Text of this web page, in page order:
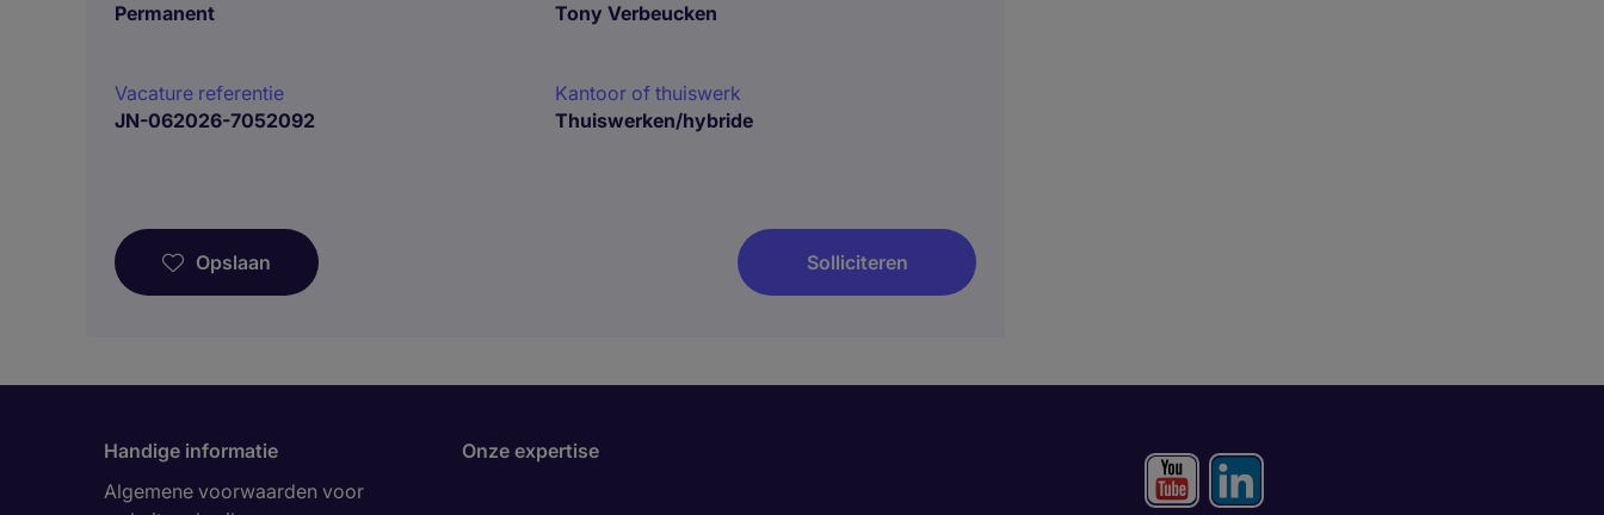
Permanent
Tony Verbeucken
Vacature referentie
JN-062026-7052092
Kantoor of thuiswerk
Thuiswerken/hybride
Opslaan Solliciteren
Handige informatie
Algemene voorwaarden voor
Onze expertise